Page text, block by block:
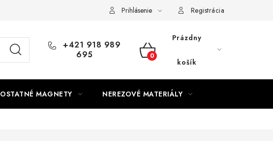
Prihlásenie Registrácia
+421 918 989
695
NÁKUPNÝ
Prázdny
košík
OSTATNÉ MAGNETY NEREZOVÉ MATERIÁLY